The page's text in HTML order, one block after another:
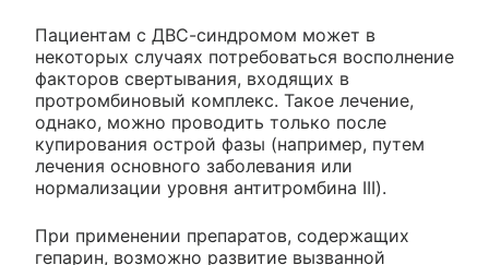
Пациентам с ДВС-синдромом может в
некоторых случаях потребоваться восполнение
факторов свертывания, входящих в
протромбиновый комплекс. Такое лечение,
однако, можно проводить только после
купирования острой фазы (например, путем
лечения основного заболевания или
нормализации уровня антитромбина III).
При применении препаратов, содержащих
гепарин, возможно развитие вызванной